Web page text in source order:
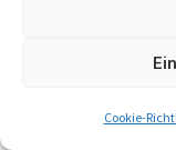
Cookie-
Wo kann man